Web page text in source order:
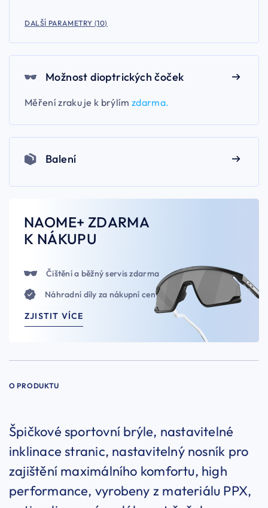
DALŠÍ PARAMETRY (10)
Možnost dioptrických čoček
Měření zraku je k brýlím zdarma.
Balení
NAOME+ ZDARMA
K NÁKUPU
Čištění a běžný servis zdarma
Náhradní díly za nákupní ceny
ZJISTIT VÍCE
O PRODUKTU
Špičkové sportovní brýle, nastavitelné
inklinace stranic, nastavitelný nosník pro
zajištění maximálního komfortu, high
performance, vyrobeny z materiálu PPX,